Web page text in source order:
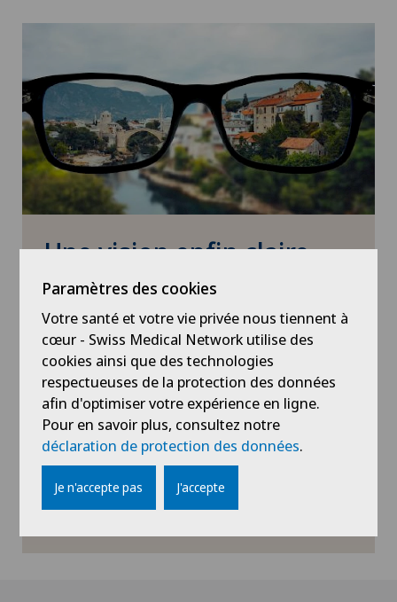
Une vision enfin claire
Découvrez la liberté de vivre sans lunettes ni
parfaite en toutes circonstances.
Réservez dès aujourd'hui votre test
d’éligibilité et découvrez comment
commencer un nouveau chapitre de votre vie
sans aides visuelles.
Avoir une vision claire dès maintenant
Paramètres des cookies
Votre santé et votre vie privée nous tiennent à
cœur - Swiss Medical Network utilise des
cookies ainsi que des technologies
respectueuses de la protection des données
afin d'optimiser votre expérience en ligne.
Pour en savoir plus, consultez notre
déclaration de protection des données.
Je n'accepte pas J'accepte